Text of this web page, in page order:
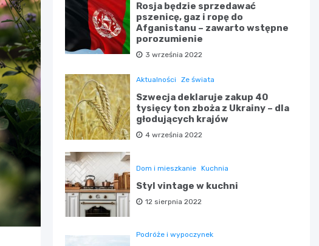
Rosja będzie sprzedawać
pszenicę, gaz i ropę do
Afganistanu – zawarto wstępne
porozumienie
3 września 2022
Aktualności Ze świata
Szwecja deklaruje zakup 40
tysięcy ton zboża z Ukrainy – dla
głodujących krajów
4 września 2022
Dom i mieszkanie Kuchnia
Styl vintage w kuchni
12 sierpnia 2022
Podróże i wypoczynek